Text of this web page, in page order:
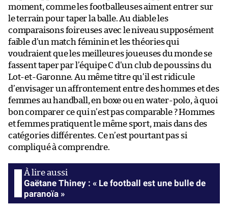
moment, comme les footballeuses aiment entrer sur
le terrain pour taper la balle. Au diable les
comparaisons foireuses avec le niveau supposément
faible d’un match féminin et les théories qui
voudraient que les meilleures joueuses du monde se
fassent taper par l’équipe C d’un club de poussins du
Lot-et-Garonne. Au même titre qu’il est ridicule
d’envisager un affrontement entre des hommes et des
femmes au handball, en boxe ou en water-polo, à quoi
bon comparer ce qui n’est pas comparable ? Hommes
et femmes pratiquent le même sport, mais dans des
catégories différentes. Ce n’est pourtant pas si
compliqué à comprendre.
Gaëtane Thiney : « Le football est une bulle de
paranoïa »